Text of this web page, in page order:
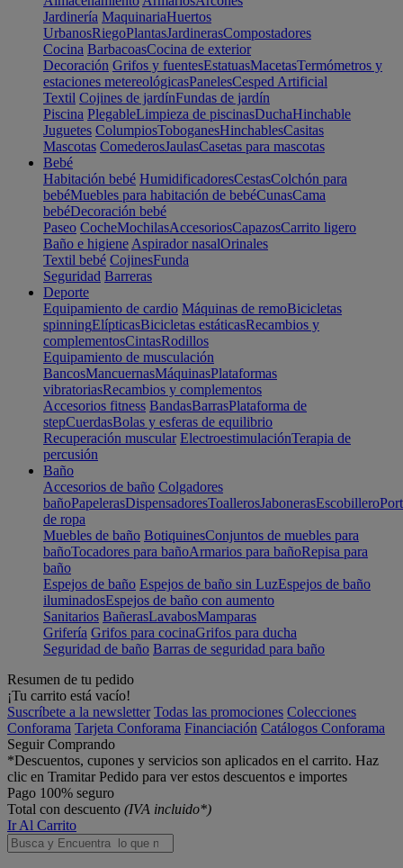
Jardinería MaquinariaHuertos
UrbanosRiegoPlantasJardinerasCompostadores
Cocina BarbacoasCocina de exterior
Decoración Grifos y fuentesEstatuasMacetasTermómetros y
estaciones metereológicasPanelesCesped Artificial
Textil Cojines de jardínFundas de jardín
Piscina PlegableLimpieza de piscinasDuchaHinchable
Juguetes ColumpiosToboganesHinchablesCasitas
Mascotas ComederosJaulasCasetas para mascotas
Bebé
Habitación bebé HumidificadoresCestasColchón para
bebéMuebles para habitación de bebéCunasCama
bebéDecoración bebé
Paseo CocheMochilasAccesoriosCapazosCarrito ligero
Baño e higiene Aspirador nasalOrinales
Textil bebé CojinesFunda
Seguridad Barreras
Deporte
Equipamiento de cardio Máquinas de remoBicicletas
spinningElípticasBicicletas estáticasRecambios y
complementosCintasRodillos
Equipamiento de musculación
BancosMancuernasMáquinasPlataformas
vibratoriasRecambios y complementos
Accesorios fitness BandasBarrasPlataforma de
stepCuerdasBolas y esferas de equilibrio
Recuperación muscular ElectroestimulaciónTerapia de
percusión
Baño
Accesorios de baño Colgadores
bañoPapelerasDispensadoresToallerosJabonerasEscobillero
de ropa
Muebles de baño BotiquinesConjuntos de muebles para
bañoTocadores para bañoArmarios para bañoRepisa para
baño
Espejos de baño Espejos de baño sin LuzEspejos de baño
iluminadosEspejos de baño con aumento
Sanitarios BañerasLavabosMamparas
Grifería Grifos para cocinaGrifos para ducha
Seguridad de baño Barras de seguridad para baño
Resumen de tu pedido
¡Tu carrito está vacío!
Suscríbete a la newsletter Todas las promociones Colecciones
Conforama Tarjeta Conforama Financiación Catálogos Conforama
Seguir Comprando
*Descuentos, cupones y servicios son aplicados en el carrito. Haz
clic en Tramitar Pedido para ver estos descuentos e importes
Pago 100% seguro
Total con descuento (IVA incluido*)
Ir Al Carrito